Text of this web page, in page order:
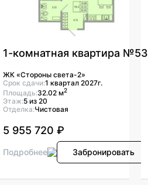
1-комнатная квартира №53
ЖК «Стороны света-2»
Срок сдачи:1 квартал 2027г.
Площадь:32.02 м2
Этаж:5 из 20
Отделка:Чистовая
5 955 720 ₽
Подробнее Забронировать